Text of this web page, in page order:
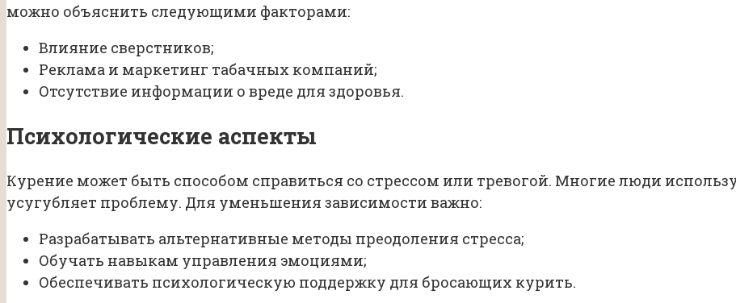
можно объяснить следующими факторами:
Влияние сверстников;
Реклама и маркетинг табачных компаний;
Отсутствие информации о вреде для здоровья.
Психологические аспекты
Курение может быть способом справиться со стрессом или тревогой. Многие люди
усугубляет проблему. Для уменьшения зависимости важно:
Разрабатывать альтернативные методы преодоления стресса;
Обучать навыкам управления эмоциями;
Обеспечивать психологическую поддержку для бросающих курить.